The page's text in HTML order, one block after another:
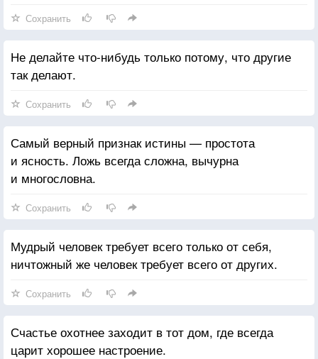
Сохранить
Не делайте что-нибудь только потому, что другие
так делают.
Сохранить
Самый верный признак истины — простота
и ясность. Ложь всегда сложна, вычурна
и многословна.
Сохранить
Мудрый человек требует всего только от себя,
ничтожный же человек требует всего от других.
Сохранить
Счастье охотнее заходит в тот дом, где всегда
царит хорошее настроение.